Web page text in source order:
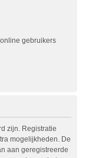
gebruikers
zijn. Registratie
mogelijkheden. De
aan geregistreerde